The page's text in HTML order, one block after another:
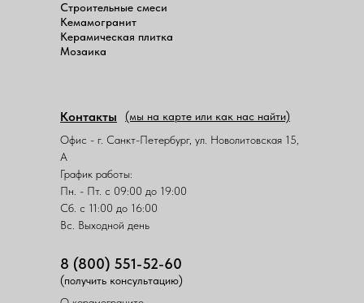
Строительные смеси
Кемамогранит
Керамическая плитка
Мозаика
Контакты
Офис - г. Санкт-Петербург, ул. Новолитовская 15,
А
График работы:
Пн. - Пт. с 09:00 до 19:00
Сб. с 11:00 до 16:00
Вс. Выходной день
8 (800) 551-52-60
(мы на карте или как нас найти)
(получить консультацию)